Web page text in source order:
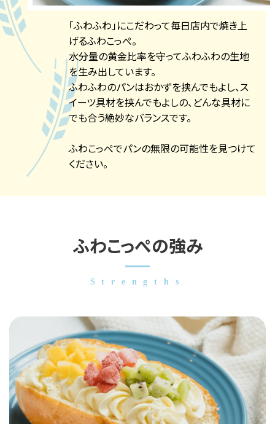
「ふわふわ」にこだわって毎日店内で焼き上
げるふわこっぺ。
水分量の黄金比率を守ってふわふわの生地
を生み出しています。
ふわふわのパンはおかずを挟んでもよし、ス
イーツ具材を挟んでもよしの、どんな具材に
でも合う絶妙なバランスです。
ふわこっぺでパンの無限の可能性を見つけて
ください。
ふわこっぺの強み